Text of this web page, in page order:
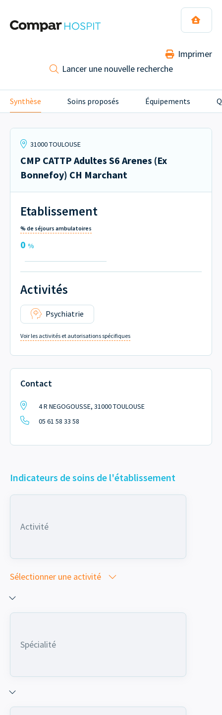
Lancer une nouvelle recherche
Imprimer
Synthèse Soins proposés Équipements
31000 TOULOUSE
CMP CATTP Adultes S6 Arenes (Ex
Bonnefoy) CH Marchant
Etablissement
% de séjours ambulatoires
0 %
Activités
Psychiatrie
Voir les activités et autorisations spécifiques
Contact
4 R NEGOGOUSSE, 31000 TOULOUSE
05 61 58 33 58
Indicateurs de soins de l'établissement
Activité
Sélectionner une activité
Spécialité